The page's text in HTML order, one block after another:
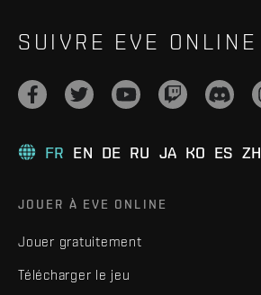
SUIVRE EVE ONLINE
FR EN DE RU JA KO ES ZH
JOUER À EVE ONLINE
Jouer gratuitement
Télécharger le jeu